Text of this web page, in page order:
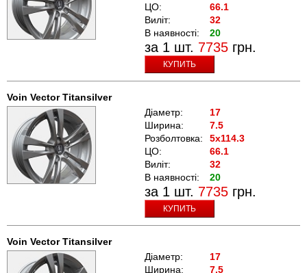
ЦО:
66.1
Виліт:
32
В наявності:
20
за 1 шт. 7735 грн.
КУПИТЬ
Voin Vector Titansilver
Діаметр:
17
Ширина:
7.5
Розболтовка:
5x114.3
ЦО:
66.1
Виліт:
32
В наявності:
20
за 1 шт. 7735 грн.
КУПИТЬ
Voin Vector Titansilver
Діаметр:
17
Ширина:
7.5